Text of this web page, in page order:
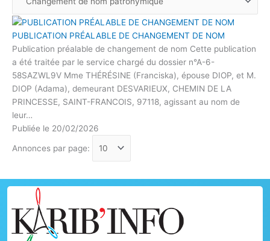
PUBLICATION PRÉALABLE DE CHANGEMENT DE NOM
Publication préalable de changement de nom Cette publication
a été traitée par le service chargé du dossier n°A-6-
58SAZWL9V Mme THÉRÉSINE (Franciska), épouse DIOP, et M.
DIOP (Adama), demeurant DESVARIEUX, CHEMIN DE LA
PRINCESSE, SAINT-FRANCOIS, 97118, agissant au nom de
leur…
Publiée le 20/02/2026
Annonces par page: